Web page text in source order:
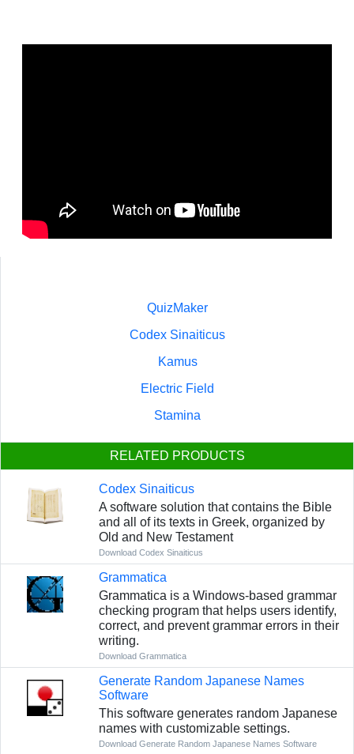
QuizMaker
Codex Sinaiticus
Kamus
Electric Field
Stamina
RELATED PRODUCTS
Codex Sinaiticus
A software solution that contains the Bible
and all of its texts in Greek, organized by
Old and New Testament
Download Codex Sinaiticus
Grammatica
Grammatica is a Windows-based grammar
checking program that helps users identify,
correct, and prevent grammar errors in their
writing.
Download Grammatica
Generate Random Japanese Names
Software
This software generates random Japanese
names with customizable settings.
Download Generate Random Japanese Names Software